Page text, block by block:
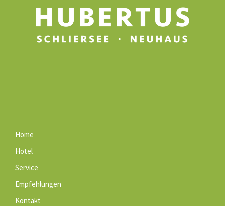
Home
Hotel
Service
Empfehlungen
Kontakt